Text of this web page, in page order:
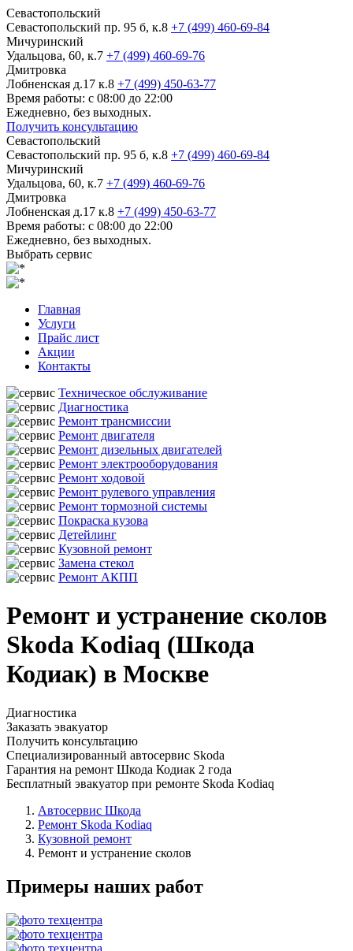
Севастопольский
Севастопольский пр. 95 б, к.8 +7 (499) 460-69-84
Мичуринский
Удальцова, 60, к.7 +7 (499) 460-69-76
Дмитровка
Лобненская д.17 к.8 +7 (499) 450-63-77
Время работы: с 08:00 до 22:00
Ежедневно, без выходных.
Получить консультацию
Севастопольский
Севастопольский пр. 95 б, к.8 +7 (499) 460-69-84
Мичуринский
Удальцова, 60, к.7 +7 (499) 460-69-76
Дмитровка
Лобненская д.17 к.8 +7 (499) 450-63-77
Время работы: с 08:00 до 22:00
Ежедневно, без выходных.
Выбрать сервис
Главная
Услуги
Прайс лист
Акции
Контакты
Техническое обслуживание
Диагностика
Ремонт трансмиссии
Ремонт двигателя
Ремонт дизельных двигателей
Ремонт электрооборудования
Ремонт ходовой
Ремонт рулевого управления
Ремонт тормозной системы
Покраска кузова
Детейлинг
Кузовной ремонт
Замена стекол
Ремонт АКПП
Ремонт и устранение сколов
Skoda Kodiaq (Шкода
Кодиак) в Москве
Диагностика
Заказать эвакуатор
Получить консультацию
Специализированный автосервис Skoda
Гарантия на ремонт Шкода Кодиак 2 года
Бесплатный эвакуатор при ремонте Skoda Kodiaq
Автосервис Шкода
Ремонт Skoda Kodiaq
Кузовной ремонт
Ремонт и устранение сколов
Примеры наших работ